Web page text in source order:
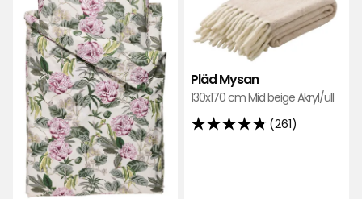
Påslakanset
Micro
i
favoriter
Pläd Mysan
130x170 cm Mid beige Akryl/ull
(261)
4.8
Pläd